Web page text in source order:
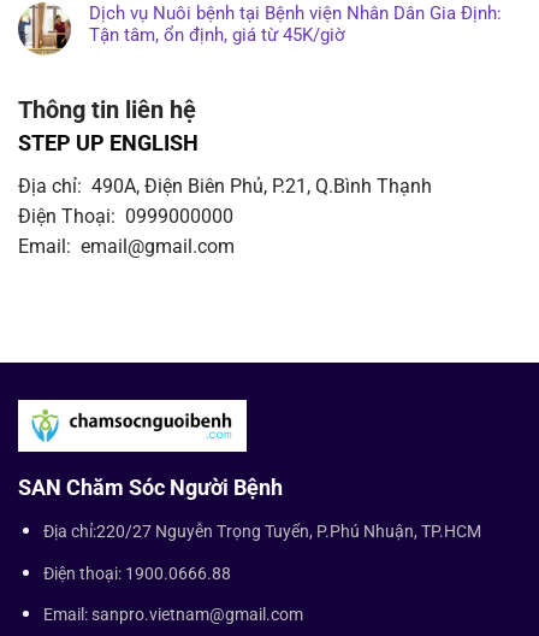
Dịch vụ Nuôi bệnh tại Bệnh viện Nhân Dân Gia Định:
Tận tâm, ổn định, giá từ 45K/giờ
Thông tin liên hệ
STEP UP ENGLISH
Địa chỉ: 490A, Điện Biên Phủ, P.21, Q.Bình Thạnh
Điện Thoại: 0999000000
Email: email@gmail.com
SAN Chăm Sóc Người Bệnh
Địa chỉ:220/27 Nguyễn Trọng Tuyển, P.Phú Nhuận, TP.HCM
Điện thoại: 1900.0666.88
Email: sanpro.vietnam@gmail.com